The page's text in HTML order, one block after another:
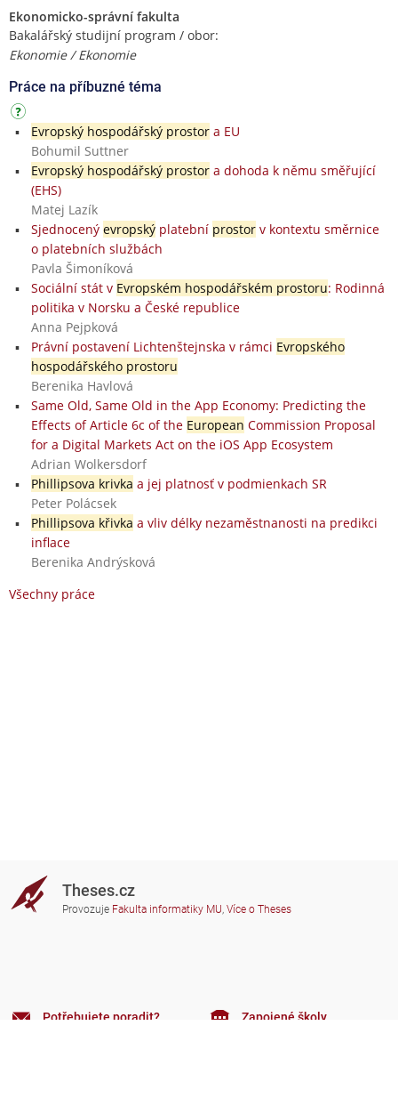
Ekonomicko-správní fakulta
Bakalářský studijní program / obor:
Ekonomie / Ekonomie
Práce na příbuzné téma
Evropský hospodářský prostora EU
Bohumil Suttner
Evropský hospodářský prostora dohoda k němu směřující
(EHS)
Matej Lazík
Sjednocený evropskýplatební prostorv kontextu směrnice
o platebních službách
Pavla Šimoníková
Sociální stát v Evropském hospodářském prostoru: Rodinná
politika v Norsku a České republice
Anna Pejpková
Právní postavení Lichtenštejnska v rámci Evropského
hospodářského prostoru
Berenika Havlová
Same Old, Same Old in the App Economy: Predicting the
Effects of Article 6c of the European Commission Proposal
for a Digital Markets Act on the iOS App Ecosystem
Adrian Wolkersdorf
Phillipsova krivka a jej platnosť v podmienkach SR
Peter Polácsek
Phillipsova křivka a vliv délky nezaměstnanosti na predikci
inflace
Berenika Andrýsková
Všechny práce
Theses.cz
Provozuje Fakulta informatiky MU, Více o Theses
Potřebujete poradit? Zapojené školy